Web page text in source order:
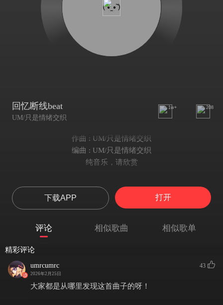
回忆断线beat
UM/只是情绪交织
1w+ 208
作曲 : UM/只是情绪交织
编曲 : UM/只是情绪交织
纯音乐，请欣赏
下载APP 打开
评论 相似歌曲 相似歌单
精彩评论
umrcumrc
2026年2月25日
43
大家都是从哪里发现这首曲子的呀！